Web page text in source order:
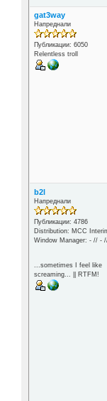
gat3way
Напреднали
Публикации: 6050
Relentless troll
b2l
Напреднали
Публикации: 4786
Distribution: MCC
Window Manager: - // -
...sometimes I feel like
screaming... || RTFM!